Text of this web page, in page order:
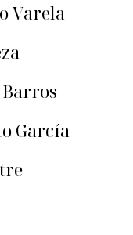
Varela
García